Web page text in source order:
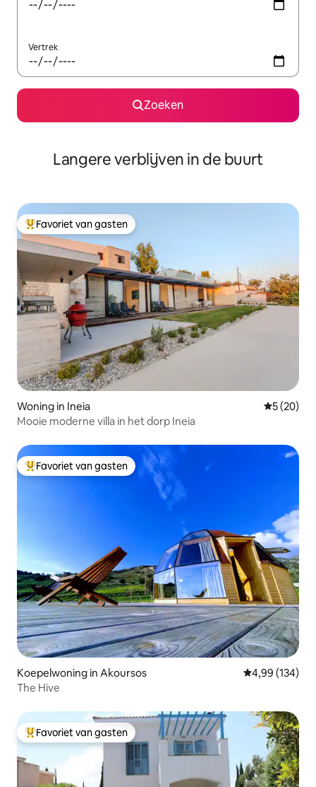
Vertrek
Zoeken
Langere verblijven in de buurt
Topfavoriet van gasten
Favoriet van gasten
Woning in Ineia
5 (20)
Mooie moderne villa in het dorp Ineia
Topfavoriet van gasten
Favoriet van gasten
Koepelwoning in Akoursos Gemiddelde
4,99 (134)
The Hive
Topfavoriet van gasten
Favoriet van gasten